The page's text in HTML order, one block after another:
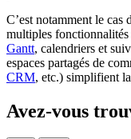
C’est notamment le cas
multiples fonctionnalités
Gantt, calendriers et
espaces partagés de
CRM, etc.) simplifient
Avez-vous